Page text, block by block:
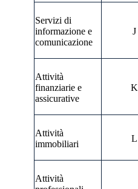
Servizi di
informazione e
comunicazione
J
Attività
finanziarie e
assicurative
K
Attività
immobiliari
L
Attività